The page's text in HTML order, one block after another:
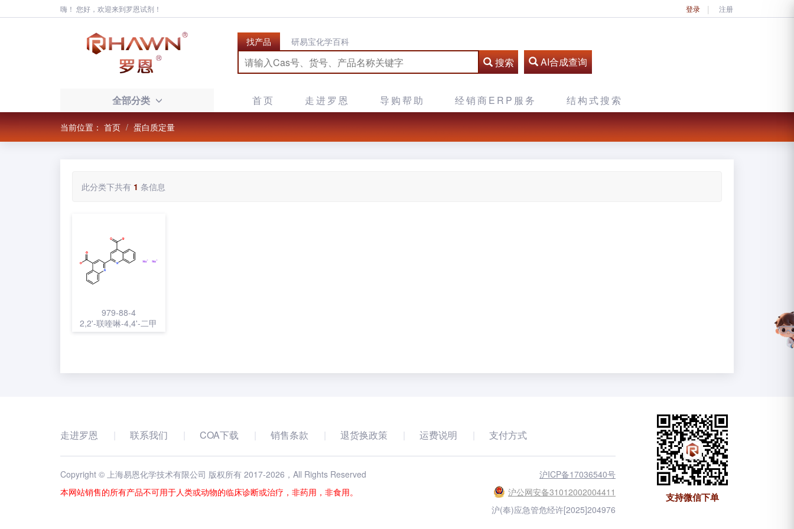
嗨！ 您好，欢迎来到罗恩试剂！ 登录 注册
找产品 研易宝化学百科
搜索 AI合成查询
全部分类 首页 走进罗恩 导购帮助 经销商ERP服务 结构式搜索
当前位置：首页 蛋白质定量
此分类下共有 1 条信息
979-88-4
2,2'-联喹啉-4,4'-二甲
走进罗恩 联系我们 COA下载 销售条款 退货换政策 运费说明 支付方式
Copyright © 上海易恩化学技术有限公司 版权所有 2017-2026 ，All Rights Reserved
沪ICP备17036540号
本网站销售的所有产品不可用于人类或动物的临床诊断或治疗，非药用，非食用。
沪公网安备31012002004411
沪(奉)应急管危经许[2025]204976
支持微信下单